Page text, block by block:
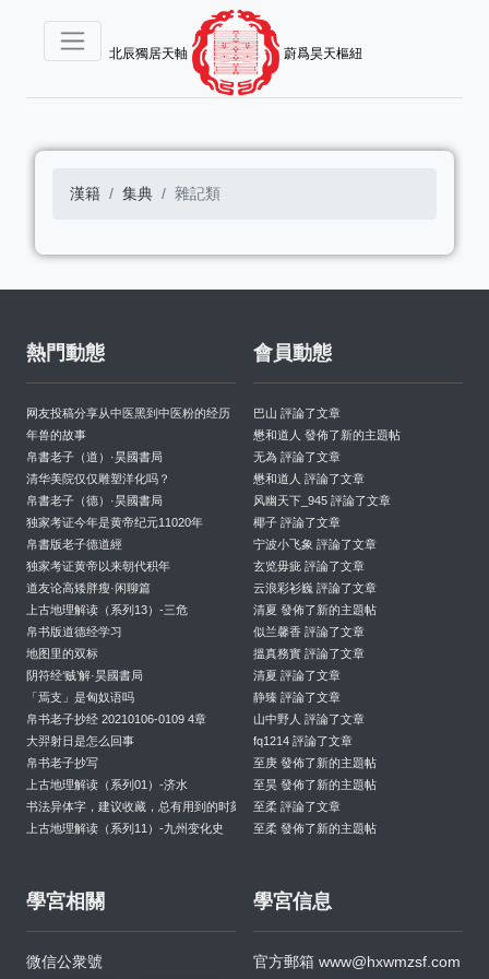
北辰獨居天軸 蔚爲昊天樞紐
漢籍 集典 雜記類
熱門動態
网友投稿分享从中医黑到中医粉的经历
年兽的故事
帛書老子（道）·昊國書局
清华美院仅仅雕塑洋化吗？
帛書老子（德）·昊國書局
独家考证今年是黄帝纪元11020年
帛書版老子德道經
独家考证黄帝以来朝代积年
道友论高矮胖瘦·闲聊篇
上古地理解读（系列13）-三危
帛书版道德经学习
地图里的双标
阴符经‘贼’解·昊國書局
「焉支」是匈奴语吗
帛书老子抄经 20210106-0109 4章
大羿射日是怎么回事
帛书老子抄写
上古地理解读（系列01）-济水
书法异体字，建议收藏，总有用到的时刻
上古地理解读（系列11）-九州变化史
會員動態
巴山 評論了文章
懋和道人 發佈了新的主題帖
无為 評論了文章
懋和道人 評論了文章
风幽天下_945 評論了文章
椰子 評論了文章
宁波小飞象 評論了文章
玄览毋疵 評論了文章
云浪彩衫巍 評論了文章
清夏 發佈了新的主題帖
似兰馨香 評論了文章
搵真務實 評論了文章
清夏 評論了文章
静臻 評論了文章
山中野人 評論了文章
fq1214 評論了文章
至庚 發佈了新的主題帖
至昊 發佈了新的主題帖
至柔 評論了文章
至柔 發佈了新的主題帖
學宮相關
微信公衆號
學宮信息
官方郵箱 www@hxwmzsf.com